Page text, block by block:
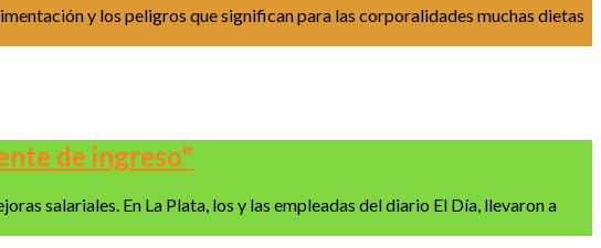
y los peligros que significan para las corporalidades muchas dietas
de ingreso"
salariales. En La Plata, los y las empleadas del diario El Día, llevaron a